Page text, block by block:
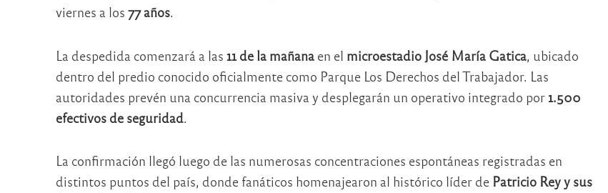
viernes a los 77 años.
La despedida comenzará a las 11 de la mañanaen el microestadio José María Gatica, ubicado
dentro del predio conocido oficialmente como Parque Los Derechos del Trabajador. Las
autoridades prevén una concurrencia masiva y desplegarán un operativo integrado por 1.500
efectivos de seguridad.
La confirmación llegó luego de las numerosas concentraciones espontáneas registradas en
distintos puntos del país, donde fanáticos homenajearon al histórico líder de Patricio Rey y sus